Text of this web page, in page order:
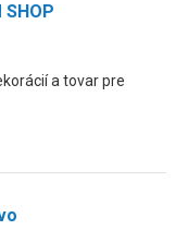
a tovar pre